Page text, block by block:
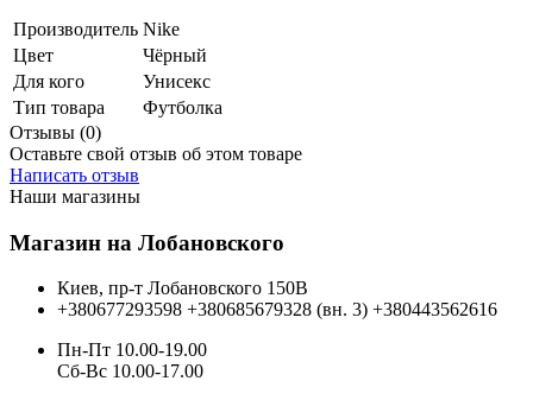
Производитель Nike
Цвет
Чёрный
Для кого
Унисекс
Тип товара
Футболка
Отзывы (0)
Оставьте свой отзыв об этом товаре
Написать отзыв
Наши магазины
Магазин на Лобановского
Киев, пр-т Лобановского 150В
+380677293598 +380685679328 (вн. 3) +380443562616
Пн-Пт 10.00-19.00
Cб-Вс 10.00-17.00